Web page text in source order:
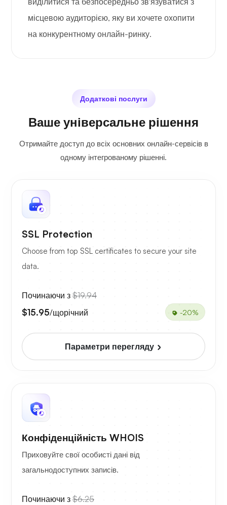
місцевою аудиторією, яку ви хочете охопити
на конкурентному онлайн-ринку.
Додаткові послуги
Ваше універсальне рішення
Отримайте доступ до всіх основних онлайн-сервісів в
одному інтегрованому рішенні.
SSL Protection
Choose from top SSL certificates to secure your site
data.
Починаючи з $19.94
$15.95/щорічний -20%
Параметри перегляду
Конфіденційність WHOIS
Приховуйте свої особисті дані від
загальнодоступних записів.
Починаючи з $6.25